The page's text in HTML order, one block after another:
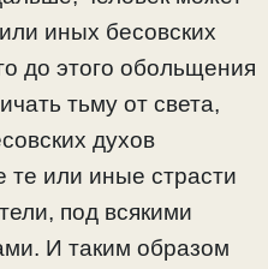
иных бесовских
до этого обольщения
тьму от света,
духов
те или иные страсти
под всякими
И таким образом